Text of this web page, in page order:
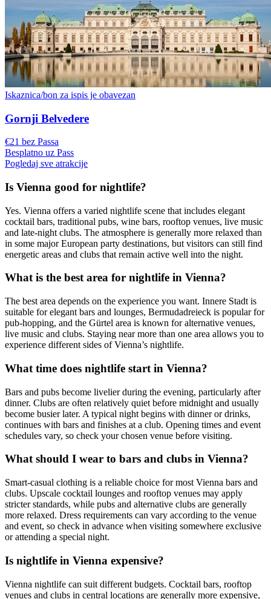
Iskaznica/bon za ispis je obavezan
Gornji Belvedere
€21 bez Passa
Besplatno uz Pass
Pogledaj sve atrakcije
Is Vienna good for nightlife?
Yes. Vienna offers a varied nightlife scene that includes elegant
cocktail bars, traditional pubs, wine bars, rooftop venues, live music
and late-night clubs. The atmosphere is generally more relaxed than
in some major European party destinations, but visitors can still find
energetic areas and clubs that remain active well into the night.
What is the best area for nightlife in Vienna?
The best area depends on the experience you want. Innere Stadt is
suitable for elegant bars and lounges, Bermudadreieck is popular for
pub-hopping, and the Gürtel area is known for alternative venues,
live music and clubs. Staying near more than one area allows you to
experience different sides of Vienna’s nightlife.
What time does nightlife start in Vienna?
Bars and pubs become livelier during the evening, particularly after
dinner. Clubs are often relatively quiet before midnight and usually
become busier later. A typical night begins with dinner or drinks,
continues with bars and finishes at a club. Opening times and event
schedules vary, so check your chosen venue before visiting.
What should I wear to bars and clubs in Vienna?
Smart-casual clothing is a reliable choice for most Vienna bars and
clubs. Upscale cocktail lounges and rooftop venues may apply
stricter standards, while pubs and alternative clubs are generally
more relaxed. Dress requirements can vary according to the venue
and event, so check in advance when visiting somewhere exclusive
or attending a special night.
Is nightlife in Vienna expensive?
Vienna nightlife can suit different budgets. Cocktail bars, rooftop
venues and clubs in central locations are generally more expensive,